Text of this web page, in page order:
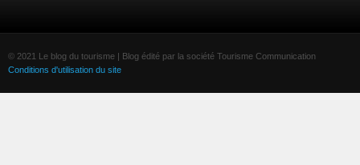
© 2021 Le blog du tourisme | Blog édité par la société Tourisme Communication
Conditions d'utilisation du site